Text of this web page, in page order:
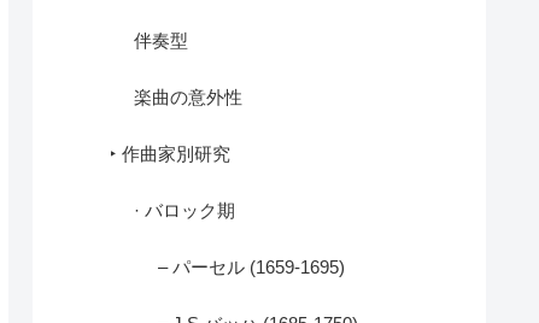
伴奏型
楽曲の意外性
‣ 作曲家別研究
· バロック期
– パーセル (1659-1695)